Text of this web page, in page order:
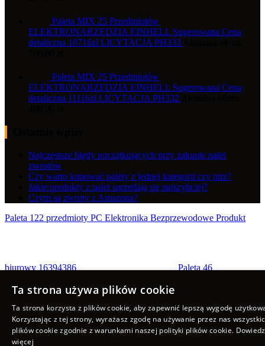
Paleta MIX 25 Przedmiotów
ELEKTRONARZĘDZIA EINHELL Sugerowana Cena
detaliczna 10716zł LICYTACJA PH333
Paleta MIX 25 Przedmiotów
ELEKTRONARZĘDZIA EINHELL Sugerowana Cena
detaliczna 11116zł LICYTACJA PH332
Najczęstsze błędy początkujących przy zakupie palet
zwrotów
Czy warto kupować palety z jednej kategorii czy mix?
Jakie produkty z palet sprzedają się najszybciej?
Czym są zwroty z Amazona?
Paleta 122 przedmioty PC Elektronika Bezprzewodowe Produkt
biurowy 16394386
Paleta 46
Scroll to top
Ta strona używa plików cookie
Ta strona korzysta z plików cookie, aby zapewnić lepszą wygodę
Korzystając z tej strony, wyrażasz zgodę na używanie przez nas
plików cookie zgodnie z warunkami naszej polityki plików cookie.
więcej